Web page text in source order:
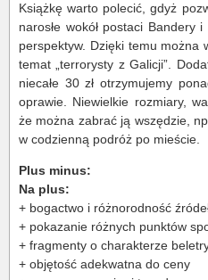
Książkę warto polecić, gdyż
narosłe wokół postaci
perspektyw. Dzięki temu można
temat „terrorysty z Galicji”.
niecałe 30 zł otrzymujemy
oprawie. Niewielkie rozmiary,
że można zabrać ją wszędzie,
w codzienną podróż po mieście.
Plus minus:
Na plus:
+ bogactwo i różnorodność
+ pokazanie różnych punktów
+ fragmenty o charakterze
+ objętość adekwatna do ceny